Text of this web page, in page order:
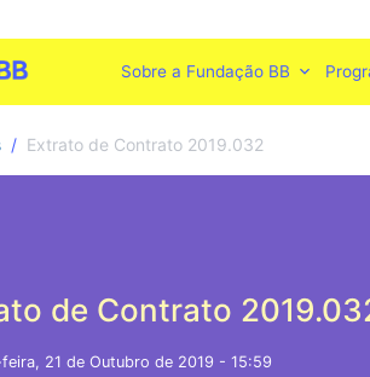
Sobre a Fundação BB
Extrato de Contrato 2019.032
de Contrato
feira, 21 de Outubro de 2019 - 15:59